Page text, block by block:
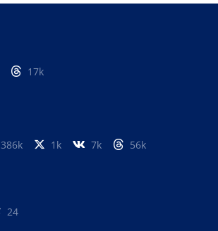
17k
386k 1k 7k 56k
24